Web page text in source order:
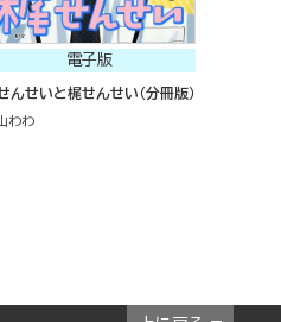
電子版
んせいと梶せんせい（分冊版）
わわ